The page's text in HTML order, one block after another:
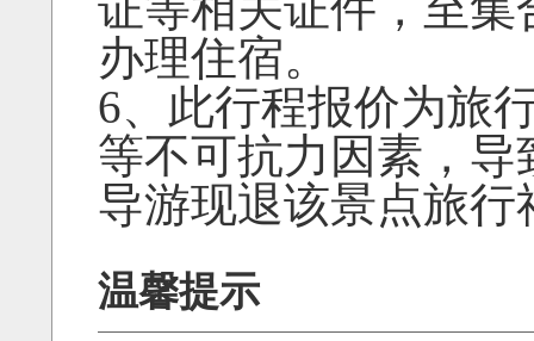
办理住宿。
6、此行程报价为旅
等不可抗力因素，
导游现退该景点旅
温馨提示